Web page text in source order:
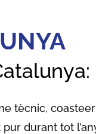
tècnic,
durant tot